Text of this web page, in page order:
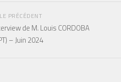
PRÉCÉDENT
de M. Louis CORDOBA
– Juin 2024